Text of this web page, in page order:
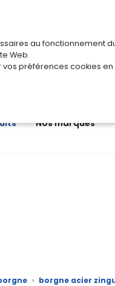
Nos marques
› borgne acier
au fonctionnement
Web.
préférences cookies en